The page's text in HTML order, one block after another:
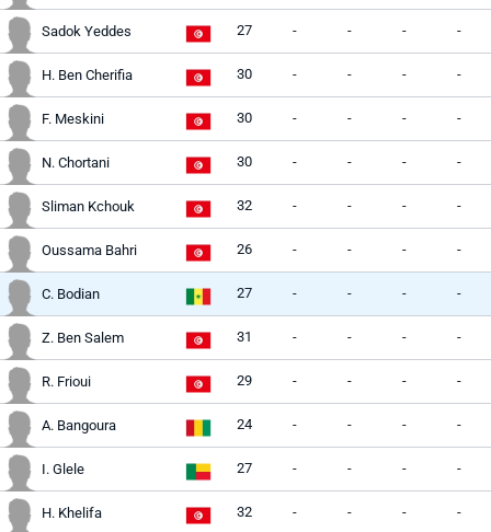
Sadok Yeddes 27 - - - -
H. Ben Cherifia 30 - - - -
F. Meskini 30 - - - -
N. Chortani 30 - - - -
Sliman Kchouk 32 - - - -
Oussama Bahri 26 - - - -
C. Bodian 27 - - - -
Z. Ben Salem 31 - - - -
R. Frioui 29 - - - -
A. Bangoura 24 - - - -
I. Glele 27 - - - -
H. Khelifa 32 - - - -